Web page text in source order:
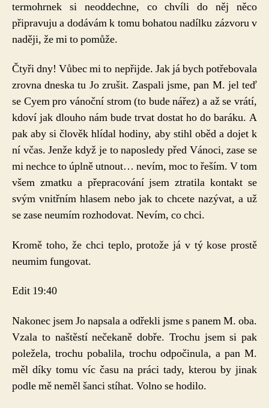
termohrnek si neoddechne, co chvíli do něj něco
připravuju a dodávám k tomu bohatou nadílku zázvoru v
naději, že mi to pomůže.
Čtyři dny! Vůbec mi to nepřijde. Jak já bych potřebovala
zrovna dneska tu Jo zrušit. Zaspali jsme, pan M. jel teď
se Cyem pro vánoční strom (to bude nářez) a až se vrátí,
kdoví jak dlouho nám bude trvat dostat ho do baráku. A
pak aby si člověk hlídal hodiny, aby stihl oběd a dojet k
ní včas. Jenže když je to naposledy před Vánoci, zase se
mi nechce to úplně utnout… nevím, moc to řeším. V tom
všem zmatku a přepracování jsem ztratila kontakt se
svým vnitřním hlasem nebo jak to chcete nazývat, a už
se zase neumím rozhodovat. Nevím, co chci.
Kromě toho, že chci teplo, protože já v tý kose prostě
neumim fungovat.
Edit 19:40
Nakonec jsem Jo napsala a odřekli jsme s panem M. oba.
Vzala to naštěstí nečekaně dobře. Trochu jsem si pak
poležela, trochu pobalila, trochu odpočinula, a pan M.
měl díky tomu víc času na práci tady, kterou by jinak
podle mě neměl šanci stíhat. Volno se hodilo.